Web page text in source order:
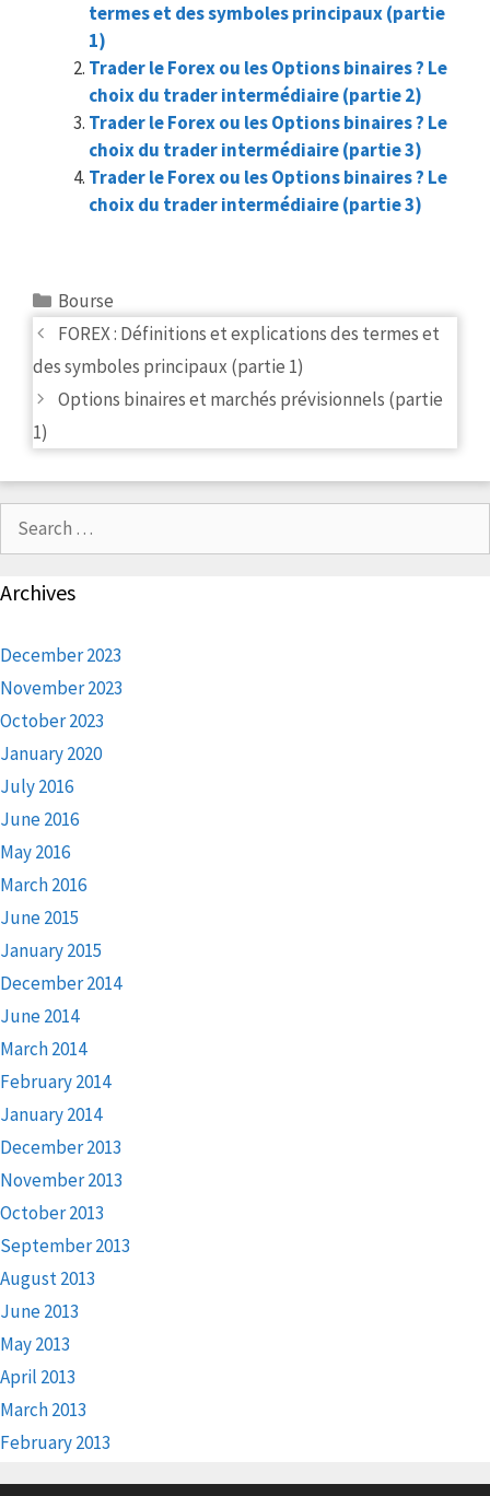
termes et des symboles principaux (partie
1)
Trader le Forex ou les Options binaires ? Le
choix du trader intermédiaire (partie 2)
Trader le Forex ou les Options binaires ? Le
choix du trader intermédiaire (partie 3)
Trader le Forex ou les Options binaires ? Le
choix du trader intermédiaire (partie 3)
Categories
Bourse
Post
navigation
FOREX : Définitions et explications des termes et
des symboles principaux (partie 1)
Options binaires et marchés prévisionnels (partie
1)
for:
Archives
December 2023
November 2023
October 2023
January 2020
July 2016
June 2016
May 2016
March 2016
June 2015
January 2015
December 2014
June 2014
March 2014
February 2014
January 2014
December 2013
November 2013
October 2013
September 2013
August 2013
June 2013
May 2013
April 2013
March 2013
February 2013